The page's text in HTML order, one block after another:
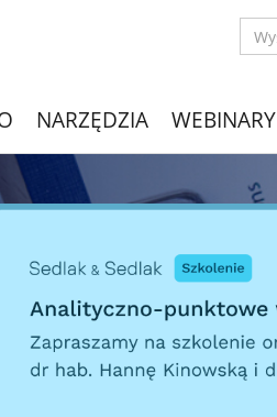
NARZĘDZIA WEBINARY